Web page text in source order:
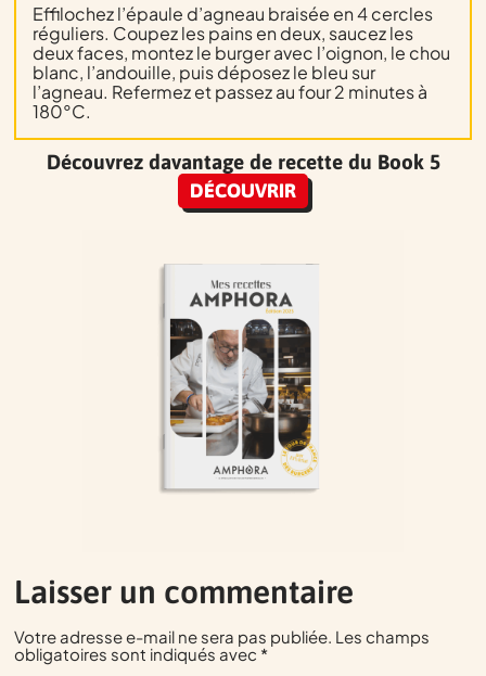
Effilochez l’épaule d’agneau braisée en 4 cercles
réguliers. Coupez les pains en deux, saucez les
deux faces, montez le burger avec l’oignon, le chou
blanc, l’andouille, puis déposez le bleu sur
l’agneau. Refermez et passez au four 2 minutes à
180°C.
Découvrez davantage de recette du Book 5
DÉCOUVRIR
Laisser un commentaire
Votre adresse e-mail ne sera pas publiée. Les champs
obligatoires sont indiqués avec *